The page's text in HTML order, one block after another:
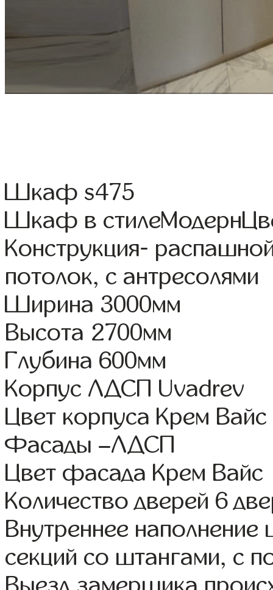
Шкаф s475
Шкаф в
Конструкция-
потолок, с антресолями
Ширина 3000мм
Высота 2700мм
Глубина 600мм
Корпус ЛДСП Uvadrev
Цвет корпуса Крем Вайс
Фасады –ЛДСП
Цвет фасада Крем Вайс
Количество дверей 6
Внутреннее
секций со штангами, с